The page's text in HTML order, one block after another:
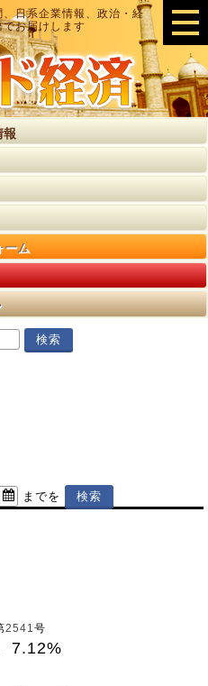
日系企業情報、政治・経
お届けします
報
ーム
までを
2541号
7.12%